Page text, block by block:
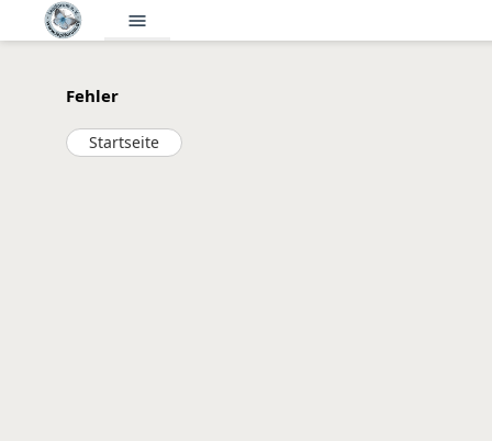
menu
Fehler
Startseite